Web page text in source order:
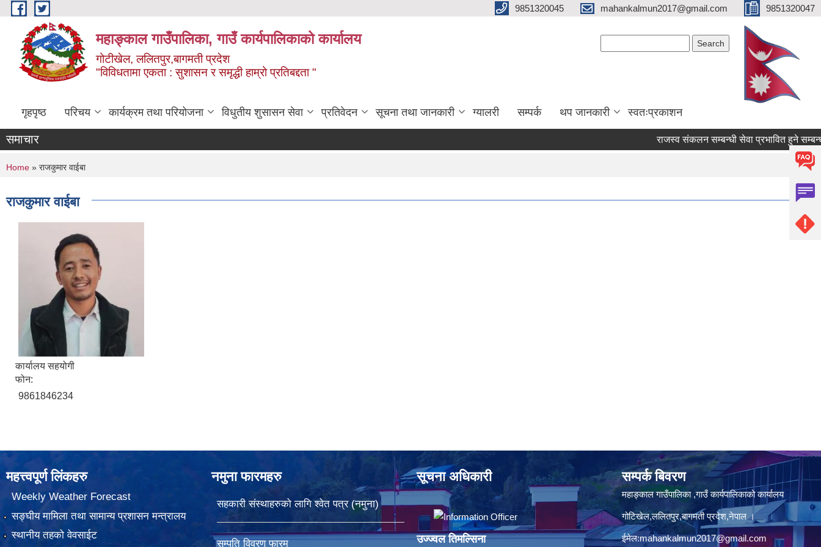
Skip to main content 9851320045 mahankalmun2017@gmail.com 9851320047
महाङ्काल गाउँपालिका, गाउँ कार्यपालिकाको कार्यालय
गोटीखेल, ललितपुर,बागमती प्रदेश
"विविधतामा एकता : सुशासन र समृद्धी हाम्रो प्रतिबद्दता "
गृहपृष्ठ परिचय कार्यक्रम तथा परियोजना विधुतीय शुसासन सेवा प्रतिवेदन सूचना तथा जानकारी ग्यालरी सम्पर्क थप जानकारी स्वतःप्रकाशन
समाचार राजस्व संकलन सम्बन्धी सेवा प्रभावित हुने सम्बन्धी
You are here
Home » राजकुमार वाईबा
राजकुमार वाईबा
कार्यालय सहयोगी
फोन:
9861846234
महत्त्वपूर्ण लिंकहरु
Weekly Weather Forecast
सङ्घीय मामिला तथा सामान्य प्रशासन मन्त्रालय
स्थानीय तहको वेवसाईट
नमुना फारमहरु
सहकारी संस्थाहरुको लागि श्वेत पत्र (नमुना)
सम्पति विवरण फारम
सूचना अधिकारी
उज्ज्वल तिमल्सिना
सम्पर्क बिवरण
महाङ्काल गाउँपालिका ,गाउँ कार्यपालिकाको कार्यालय
गोटिखेल,ललितपुर,बागमती प्रदेश,नेपाल ।
ईमेल:mahankalmun2017@gmail.com